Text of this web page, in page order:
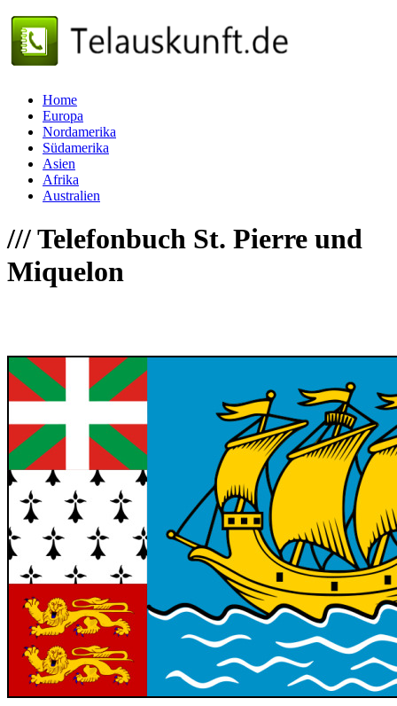
Home
Europa
Nordamerika
Südamerika
Asien
Afrika
Australien
///Telefonbuch St. Pierre und
Miquelon